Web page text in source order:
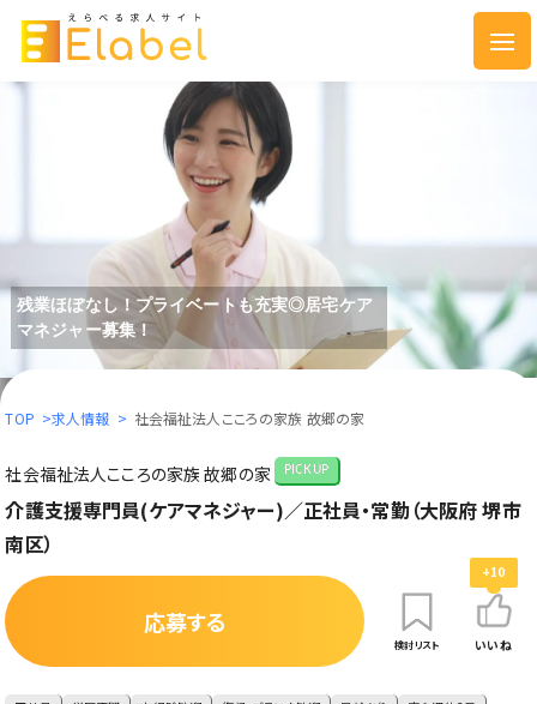
残業ほぼなし！プライベートも充実◎居宅ケア
マネジャー募集！
TOP >求人情報 > 社会福祉法人こころの家族 故郷の家
社会福祉法人こころの家族 故郷の家 PICKUP
介護支援専門員(ケアマネジャー)／正社員・常勤（大阪府 堺市
南区）
応募する
検討リスト
+10
いいね